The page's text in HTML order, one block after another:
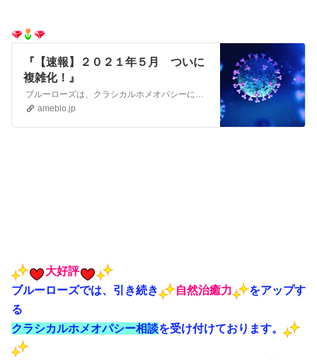
『【速報】２０２１年５月 ついに
複雑化！』
ブルーローズは、クラシカルホメオパシーについて知りたい！と思われる方のために発信しているブログです 日本でも、さまざまな…
ameblo.jp
大好評
ブルーローズでは、引き続き
自然治癒力
をアップす
る
クラシカルホメオパシー相談を受け付けております。